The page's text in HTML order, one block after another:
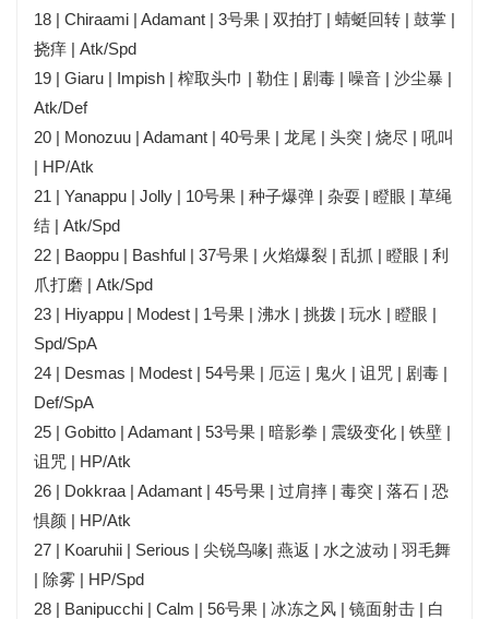
18 | Chiraami | Adamant | 3号果 | 双拍打 | 蜻蜓回转 | 鼓掌 |
挠痒 | Atk/Spd
19 | Giaru | Impish | 榨取头巾 | 勒住 | 剧毒 | 噪音 | 沙尘暴 |
Atk/Def
20 | Monozuu | Adamant | 40号果 | 龙尾 | 头突 | 烧尽 | 吼叫
| HP/Atk
21 | Yanappu | Jolly | 10号果 | 种子爆弹 | 杂耍 | 瞪眼 | 草绳
结 | Atk/Spd
22 | Baoppu | Bashful | 37号果 | 火焰爆裂 | 乱抓 | 瞪眼 | 利
爪打磨 | Atk/Spd
23 | Hiyappu | Modest | 1号果 | 沸水 | 挑拨 | 玩水 | 瞪眼 |
Spd/SpA
24 | Desmas | Modest | 54号果 | 厄运 | 鬼火 | 诅咒 | 剧毒 |
Def/SpA
25 | Gobitto | Adamant | 53号果 | 暗影拳 | 震级变化 | 铁壁 |
诅咒 | HP/Atk
26 | Dokkraa | Adamant | 45号果 | 过肩摔 | 毒突 | 落石 | 恐
惧颜 | HP/Atk
27 | Koaruhii | Serious | 尖锐鸟喙| 燕返 | 水之波动 | 羽毛舞
| 除雾 | HP/Spd
28 | Banipucchi | Calm | 56号果 | 冰冻之风 | 镜面射击 | 白